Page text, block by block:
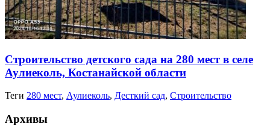
Строительство детского сада на 280 мест в селе
Аулиеколь, Костанайской области
Теги 280 мест, Аулиеколь, Десткий сад, Строительство
Архивы